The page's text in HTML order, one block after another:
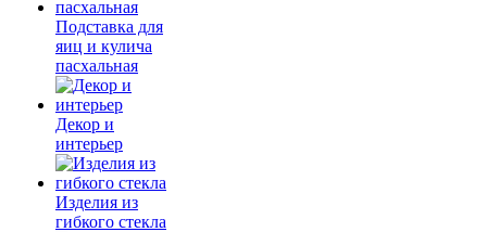
Подставка для
яиц и кулича
пасхальная
Декор и
интерьер
Изделия из
гибкого стекла